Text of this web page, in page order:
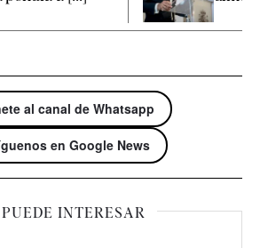
al canal de Whatsapp
en Google News
INTERESAR